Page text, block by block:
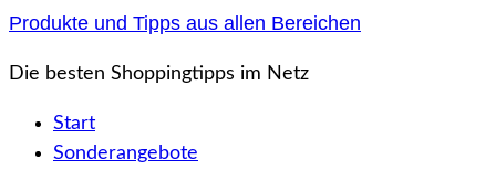
Zum
springen
Produkte und Tipps aus allen Bereichen
Die besten Shoppingtipps im Netz
Start
Sonderangebote